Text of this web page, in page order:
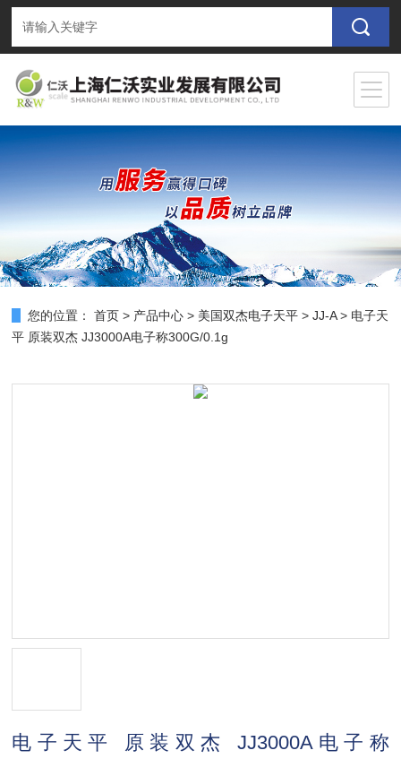
您的位置： 首页 > 产品中心 > 美国双杰电子天平 >JJ-A> 电子天
平 原装双杰 JJ3000A电子称300G/0.1g
电子天平 原装双杰 JJ3000A电子称